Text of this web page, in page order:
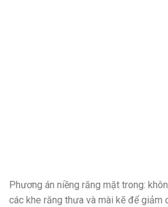
Phương án niềng răng mặt trong:
các khe răng thưa và mài kẽ để giảm